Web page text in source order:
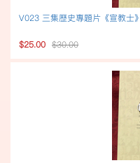
V023 三集歷史專題片《宣教士
$25.00 $30.00